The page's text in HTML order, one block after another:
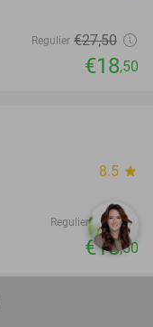
Regulier €27,50
€18,50
8.5 star
Regulier €29
€18,50
favorite_border